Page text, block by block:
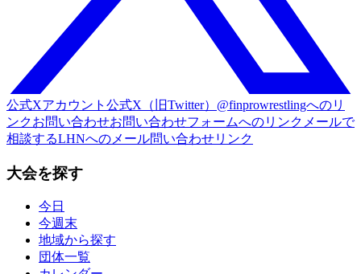
公式Xアカウント 公式X（旧Twitter）@finprowrestlingへのリ
ンクお問い合わせお問い合わせフォームへのリンク メールで
相談するLHNへのメール問い合わせリンク
大会を探す
今日
今週末
地域から探す
団体一覧